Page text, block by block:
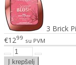
3 Brick
€1299 su PVM